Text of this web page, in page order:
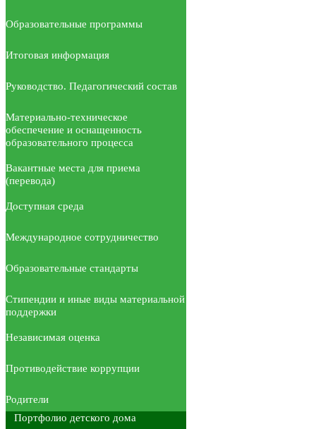
Образовательные программы
Итоговая информация
Руководство. Педагогический состав
Материально-техническое
обеспечение и оснащенность
образовательного процесса
Вакантные места для приема
(перевода)
Доступная среда
Международное сотрудничество
Образовательные стандарты
Стипендии и иные виды материальной
поддержки
Независимая оценка
Противодействие коррупции
Родители
Портфолио детского дома